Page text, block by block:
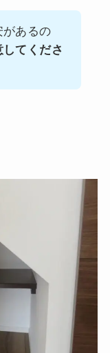
があるの
てくださ